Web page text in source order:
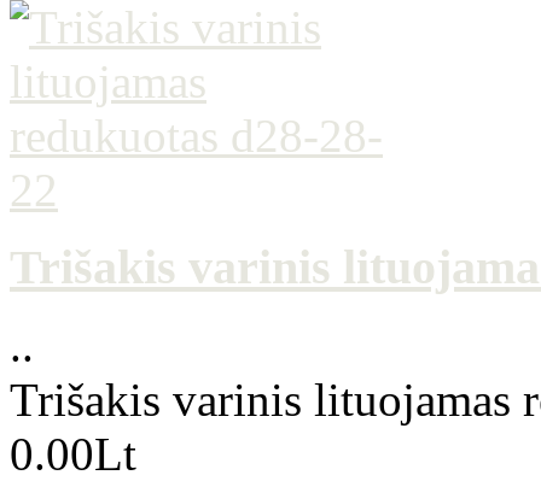
Trišakis varinis
..
Trišakis varinis lituojamas
0.00Lt